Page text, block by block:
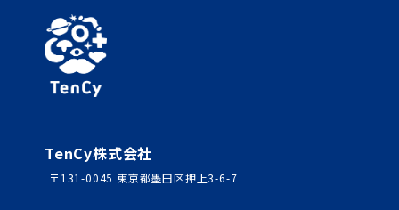
TenCy株式会社
〒131-0045 東京都墨田区押上3-6-7